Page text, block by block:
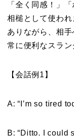
「全く同感！」
相槌として使わ
ありながら、相
常に便利なスラン
【会話例1】
A: “I’m so tired
B: “Ditto. I could